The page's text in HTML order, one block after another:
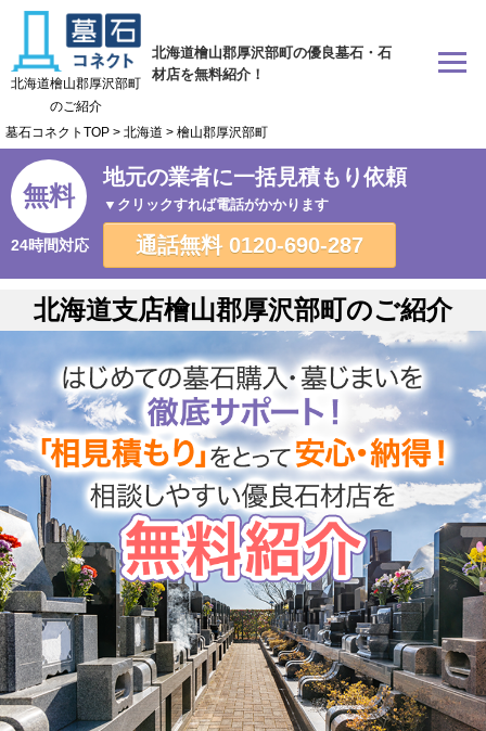
北海道檜山郡厚沢部町の優良墓石・石
材店を無料紹介！
北海道檜山郡厚沢部町
のご紹介
墓石コネクトTOP > 北海道 > 檜山郡厚沢部町
無料
24時間対応
地元の業者に一括見積もり依頼
▼クリックすれば電話がかかります
通話無料 0120-690-287
北海道支店檜山郡厚沢部町のご紹介